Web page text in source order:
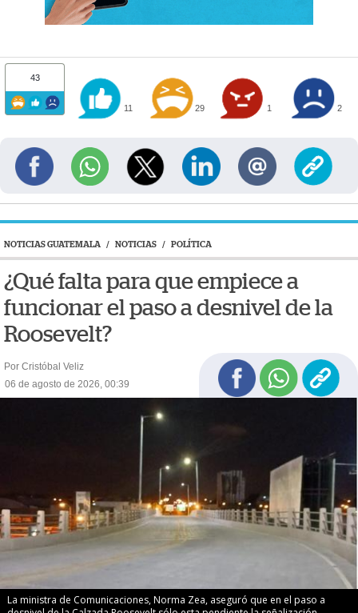
43
11 29 1 2
NOTICIAS GUATEMALA / NOTICIAS / POLÍTICA
¿Qué falta para que empiece a
funcionar el paso a desnivel de la
Roosevelt?
Por Cristóbal Veliz
06 de agosto de 2026, 00:39
La ministra de Comunicaciones, Norma Zea, aseguró que en el paso a